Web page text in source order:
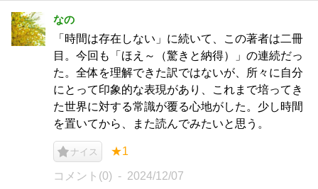
なの
「時間は存在しない」に続いて、この著者は二冊
目。今回も「ほえ～（驚きと納得）」の連続だっ
た。全体を理解できた訳ではないが、所々に自分
にとって印象的な表現があり、これまで培ってき
た世界に対する常識が覆る心地がした。少し時間
を置いてから、また読んでみたいと思う。
ナイス ★1
コメント(0) 2024/12/07